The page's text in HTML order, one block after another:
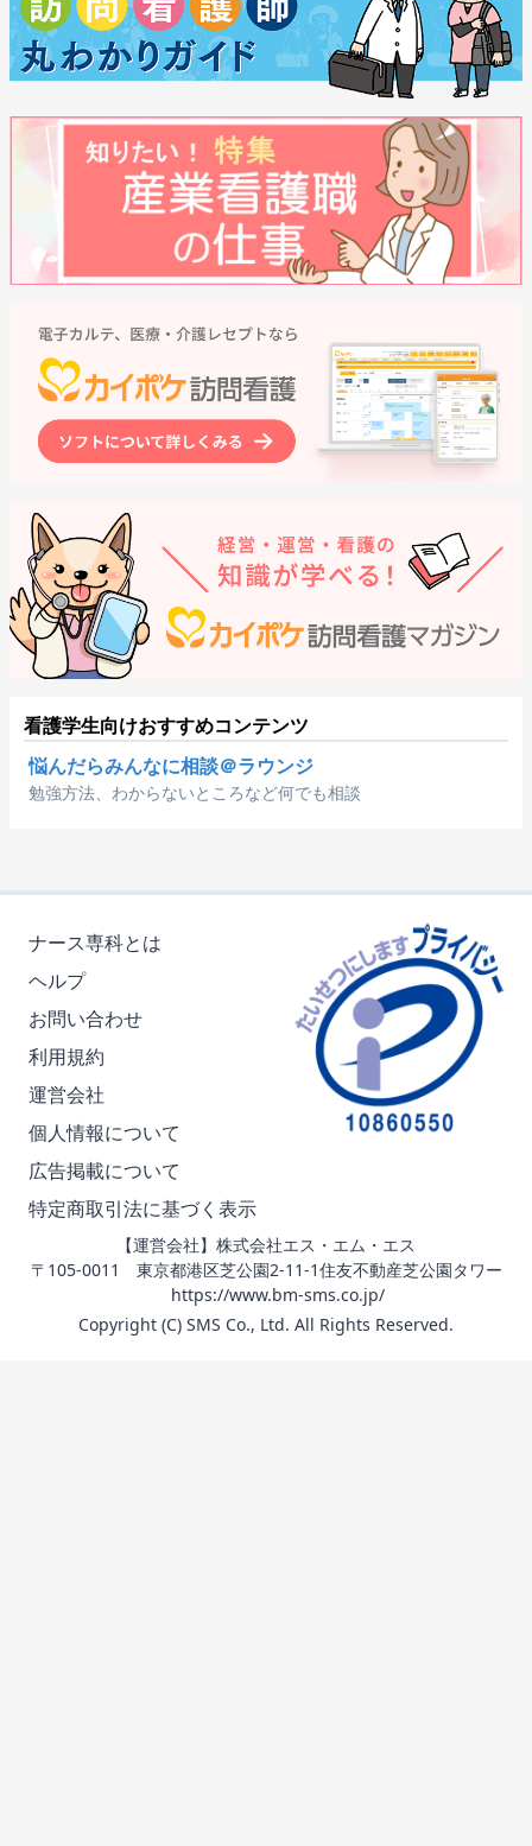
看護学生向けおすすめコンテンツ
悩んだらみんなに相談＠ラウンジ
勉強方法、わからないところなど何でも相談
ナース専科とは
ヘルプ
お問い合わせ
利用規約
運営会社
個人情報について
広告掲載について
特定商取引法に基づく表示
【運営会社】株式会社エス・エム・エス
〒105-0011 東京都港区芝公園2-11-1住友不動産芝公園タワー
https://www.bm-sms.co.jp/
Copyright (C) SMS Co., Ltd. All Rights Reserved.